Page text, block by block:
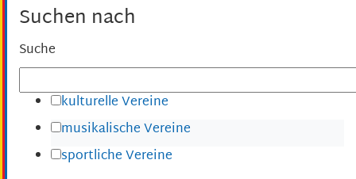
Suchen nach
Suche
kulturelle Vereine
musikalische Vereine
sportliche Vereine